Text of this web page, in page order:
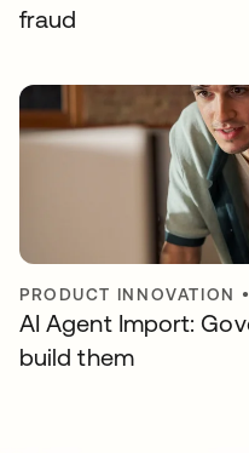
fraud
PRODUCT INNOVATION •
AI Agent Import:
build them